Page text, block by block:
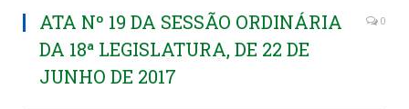
ATA Nº 19 DA SESSÃO ORDINÁRIA
DA 18ª LEGISLATURA, DE 22 DE
JUNHO DE 2017
0